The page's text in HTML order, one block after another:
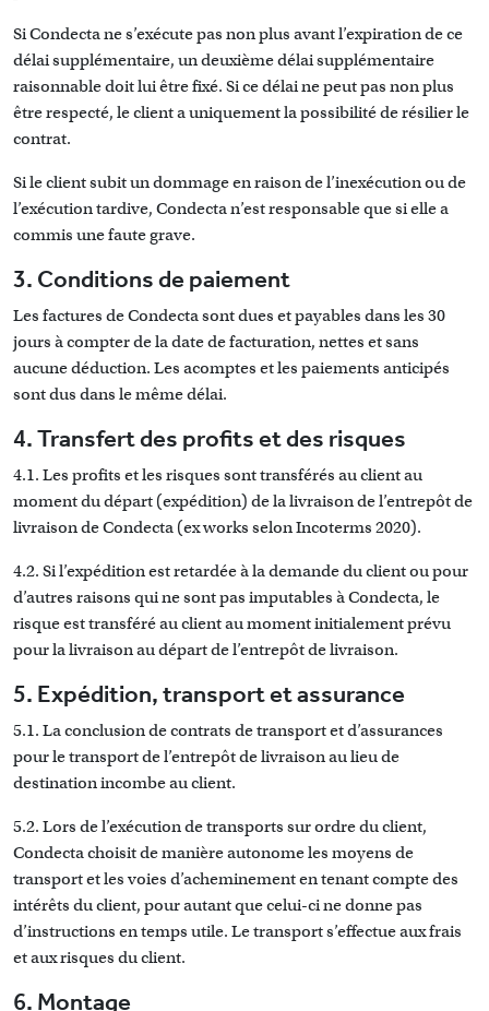
Si Condecta ne s’exécute pas non plus avant l’expiration de ce
délai supplémentaire, un deuxième délai supplémentaire
raisonnable doit lui être fixé. Si ce délai ne peut pas non plus
être respecté, le client a uniquement la possibilité de résilier le
contrat.
Si le client subit un dommage en raison de l’inexécution ou de
l’exécution tardive, Condecta n’est responsable que si elle a
commis une faute grave.
3. Conditions de paiement
Les factures de Condecta sont dues et payables dans les 30
jours à compter de la date de facturation, nettes et sans
aucune déduction. Les acomptes et les paiements anticipés
sont dus dans le même délai.
4. Transfert des profits et des risques
4.1. Les profits et les risques sont transférés au client au
moment du départ (expédition) de la livraison de l’entrepôt de
livraison de Condecta (ex works selon Incoterms 2020).
4.2. Si l’expédition est retardée à la demande du client ou pour
d’autres raisons qui ne sont pas imputables à Condecta, le
risque est transféré au client au moment initialement prévu
pour la livraison au départ de l’entrepôt de livraison.
5. Expédition, transport et assurance
5.1. La conclusion de contrats de transport et d’assurances
pour le transport de l’entrepôt de livraison au lieu de
destination incombe au client.
5.2. Lors de l’exécution de transports sur ordre du client,
Condecta choisit de manière autonome les moyens de
transport et les voies d’acheminement en tenant compte des
intérêts du client, pour autant que celui-ci ne donne pas
d’instructions en temps utile. Le transport s’effectue aux frais
et aux risques du client.
6. Montage